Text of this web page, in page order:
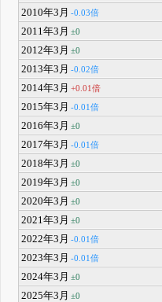
2010年3月 -0.03倍
2011年3月 ±0
2012年3月 ±0
2013年3月 -0.02倍
2014年3月 +0.01倍
2015年3月 -0.01倍
2016年3月 ±0
2017年3月 -0.01倍
2018年3月 ±0
2019年3月 ±0
2020年3月 ±0
2021年3月 ±0
2022年3月 -0.01倍
2023年3月 -0.01倍
2024年3月 ±0
2025年3月 ±0